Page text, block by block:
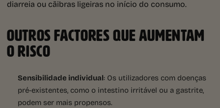
diarreia ou cãibras ligeiras no início do consumo.
OUTROS FACTORES QUE AUMENTAM
O RISCO
Sensibilidade individual: Os utilizadores com doenças
pré-existentes, como o intestino irritável ou a gastrite,
podem ser mais propensos.